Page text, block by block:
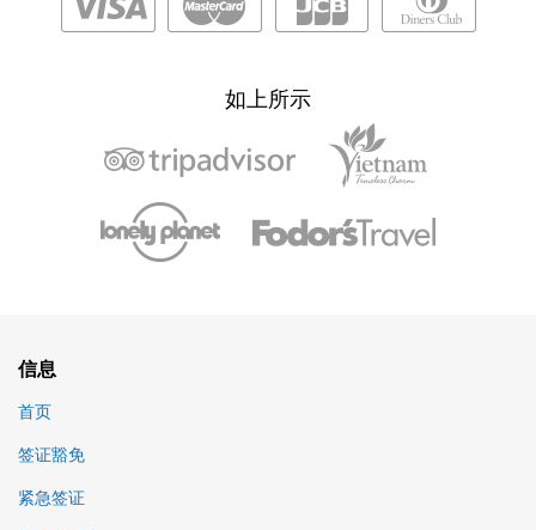
如上所示
信息
首页
签证豁免
紧急签证